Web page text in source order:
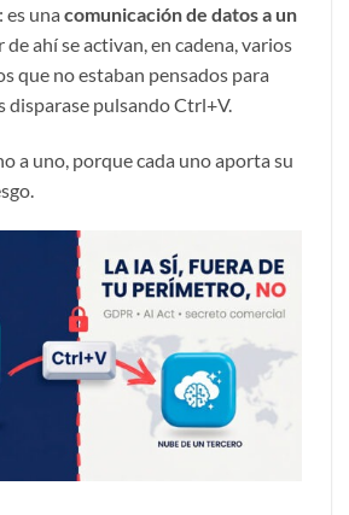
es una comunicación de datos a un
de ahí se activan, en cadena, varios
que no estaban pensados para
disparase pulsando Ctrl+V.
a uno, porque cada uno aporta su